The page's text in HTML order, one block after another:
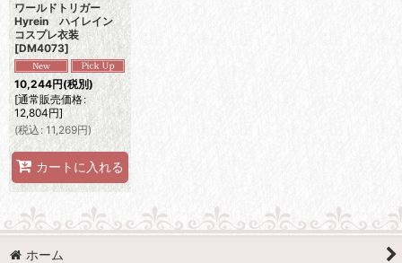
ワールドトリガー
Hyrein ハイレイン
コスプレ衣装
[DM4073]
10,244円(税別)
[通常販売価格:
12,804円]
(税込: 11,269円)
カートに入れる
ホーム